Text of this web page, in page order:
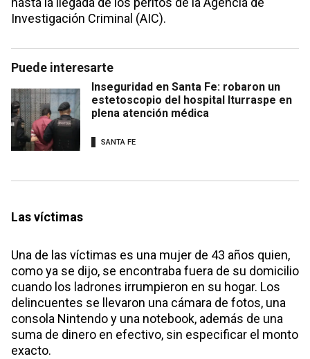
Investigación Criminal (AIC).
Puede interesarte
Inseguridad en Santa Fe: robaron un
estetoscopio del hospital Iturraspe en
plena atención médica
SANTA FE
Las víctimas
Una de las víctimas es una mujer de 43 años quien,
como ya se dijo, se encontraba fuera de su domicilio
cuando los ladrones irrumpieron en su hogar. Los
delincuentes se llevaron una cámara de fotos, una
consola Nintendo y una notebook, además de una
suma de dinero en efectivo, sin especificar el monto
exacto.